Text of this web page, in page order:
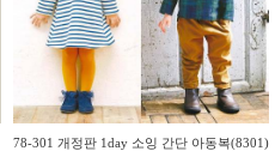
78-301 개정판 1day 소잉 간단 아동복(8301)